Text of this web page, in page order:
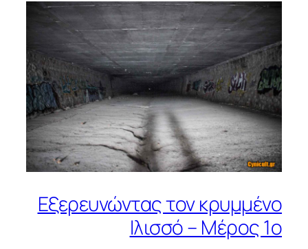
Εξερευνώντας τον κρυμμένο
Ιλισσό – Μέρος 1ο